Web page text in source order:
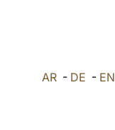
AR- DE - EN